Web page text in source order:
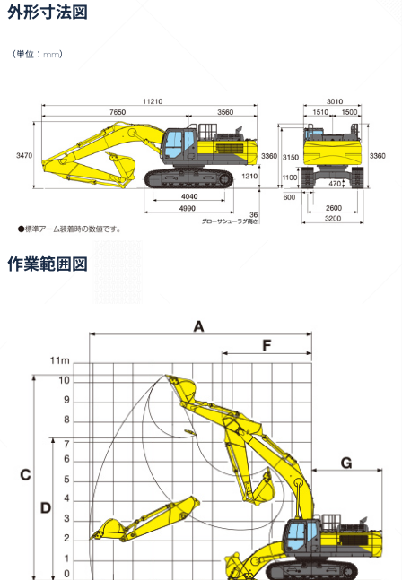
外形寸法図
（単位：mm）
作業範囲図